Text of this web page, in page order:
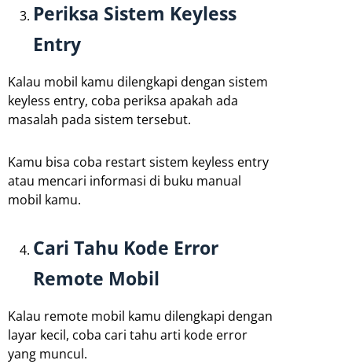
Periksa Sistem Keyless
Entry
Kalau mobil kamu dilengkapi dengan sistem
keyless entry, coba periksa apakah ada
masalah pada sistem tersebut.
Kamu bisa coba restart sistem keyless entry
atau mencari informasi di buku manual
mobil kamu.
Cari Tahu Kode Error
Remote Mobil
Kalau remote mobil kamu dilengkapi dengan
layar kecil, coba cari tahu arti kode error
yang muncul.